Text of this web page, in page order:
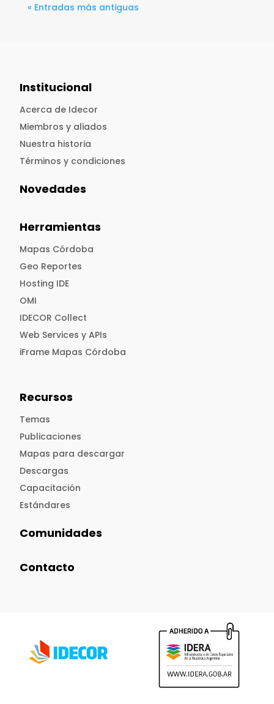
« Entradas más antiguas
Institucional
Acerca de Idecor
Miembros y aliados
Nuestra historia
Términos y condiciones
Novedades
Herramientas
Mapas Córdoba
Geo Reportes
Hosting IDE
OMI
IDECOR Collect
Web Services y APIs
iFrame Mapas Córdoba
Recursos
Temas
Publicaciones
Mapas para descargar
Descargas
Capacitación
Estándares
Comunidades
Contacto